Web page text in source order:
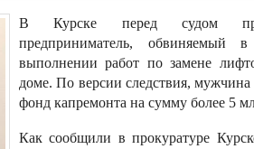
В Курске перед судом
предприниматель, обвиняемый
выполнении работ по замене
доме. По версии следствия,
фонд капремонта на сумму более 5
Как сообщили в прокуратуре